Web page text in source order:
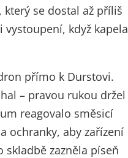
se dostal až příliš
když kapela
přímo k Durstovi.
– pravou rukou držel
reagovalo směsicí
ochranky, aby zařízení
zazněla píseň